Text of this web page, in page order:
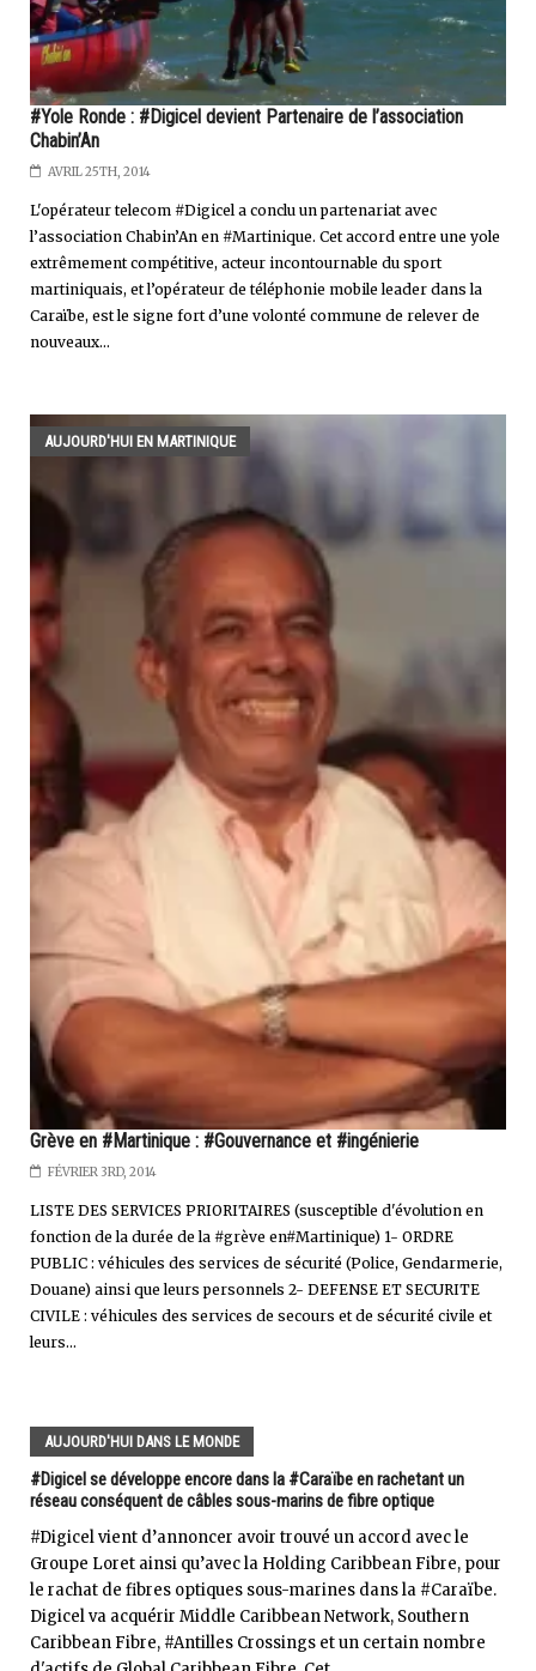
#Yole Ronde : #Digicel devient Partenaire de l’association
Chabin’An
AVRIL 25TH, 2014
L'opérateur telecom #Digicel a conclu un partenariat avec
l’association Chabin’An en #Martinique. Cet accord entre une yole
extrêmement compétitive, acteur incontournable du sport
martiniquais, et l’opérateur de téléphonie mobile leader dans la
Caraïbe, est le signe fort d’une volonté commune de relever de
nouveaux...
AUJOURD'HUI EN MARTINIQUE
Grève en #Martinique : #Gouvernance et #ingénierie
FÉVRIER 3RD, 2014
LISTE DES SERVICES PRIORITAIRES (susceptible d'évolution en
fonction de la durée de la #grève en#Martinique) 1- ORDRE
PUBLIC : véhicules des services de sécurité (Police, Gendarmerie,
Douane) ainsi que leurs personnels 2- DEFENSE ET SECURITE
CIVILE : véhicules des services de secours et de sécurité civile et
leurs...
AUJOURD'HUI DANS LE MONDE
#Digicel se développe encore dans la #Caraïbe en rachetant un
réseau conséquent de câbles sous-marins de fibre optique
#Digicel vient d’annoncer avoir trouvé un accord avec le
Groupe Loret ainsi qu’avec la Holding Caribbean Fibre, pour
le rachat de fibres optiques sous-marines dans la #Caraïbe.
Digicel va acquérir Middle Caribbean Network, Southern
Caribbean Fibre, #Antilles Crossings et un certain nombre